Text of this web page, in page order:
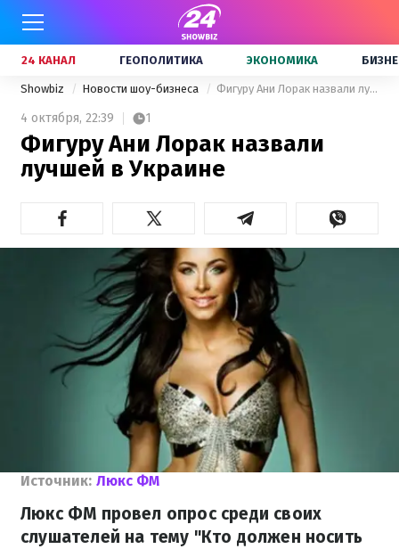
24 КАНАЛ ГЕОПОЛИТИКА ЭКОНОМИКА
Showbiz Новости шоу-бизнеса Фигуру Ани Лорак назвали лучшей в Украине
4 октября, 22:39 1
Фигуру Ани Лорак назвали
лучшей в Украине
Источник: Люкс ФМ
Люкс ФМ провел опрос среди своих
слушателей на тему "Кто должен носить